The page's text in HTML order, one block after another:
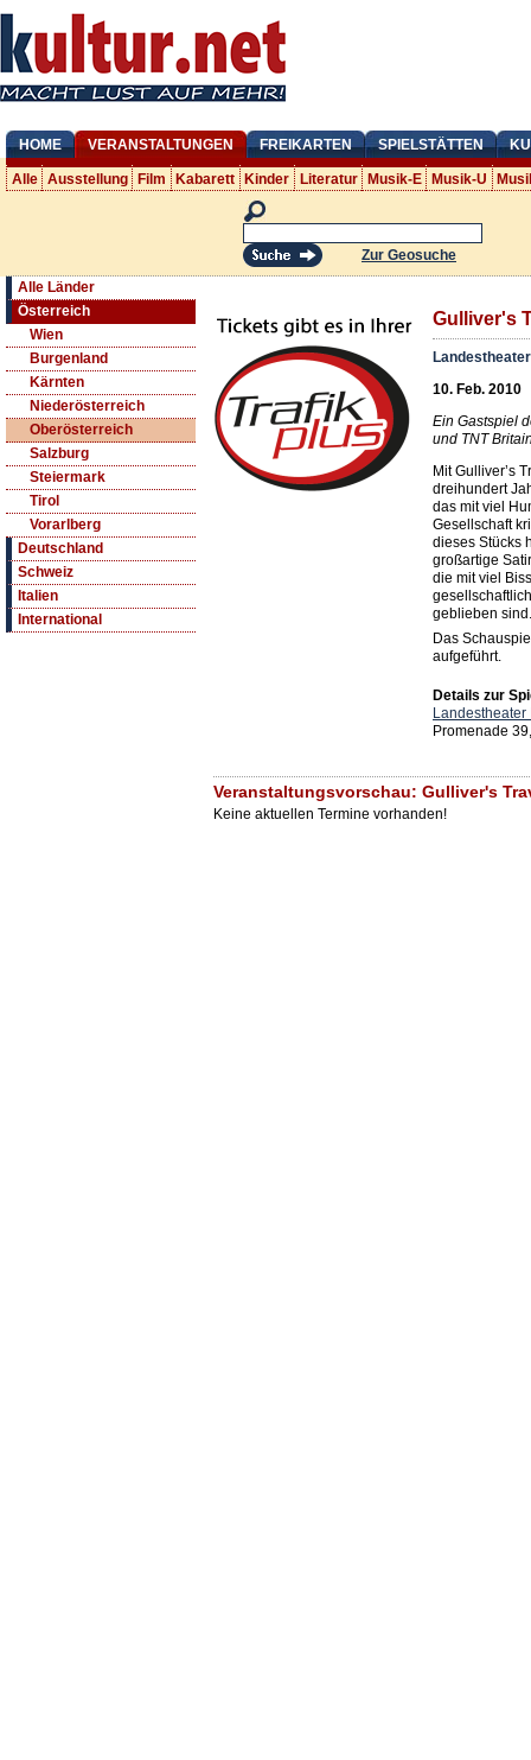
HOME VERANSTALTUNGEN FREIKARTEN SPIELSTÄTTEN
Alle Ausstellung Film Kabarett Kinder Literatur Musik-E Musik-U
Zur Geosuche
Alle Länder
Österreich
Wien
Burgenland
Kärnten
Niederösterreich
Oberösterreich
Salzburg
Steiermark
Tirol
Vorarlberg
Deutschland
Schweiz
Italien
International
Gulliver's
10. Feb. 2010
Ein Gastspiel
und TNT
Mit Gulliver’s
dreihundert
das mit viel
Gesellschaft
dieses Stücks
großartige
die mit viel
geblieben sind.
Das
aufgeführt.
Details zur
Landestheater
Promenade
Veranstaltungsvorschau: Gulliver's
Keine aktuellen Termine vorhanden!